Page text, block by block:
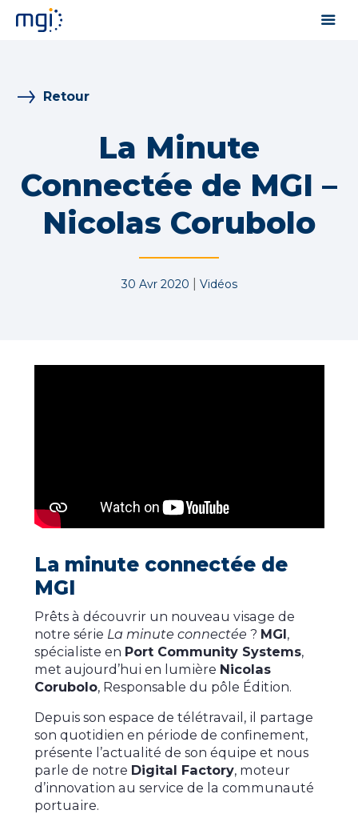
Retour
La Minute
Connectée de MGI –
Nicolas Corubolo
30 Avr 2020 Vidéos
La minute connectée de
MGI
Prêts à découvrir un nouveau visage de
notre série La minute connectée ? MGI,
spécialiste en Port Community Systems,
met aujourd’hui en lumière Nicolas
Corubolo, Responsable du pôle Édition.
Depuis son espace de télétravail, il partage
son quotidien en période de confinement,
présente l’actualité de son équipe et nous
parle de notre Digital Factory, moteur
d’innovation au service de la communauté
portuaire.